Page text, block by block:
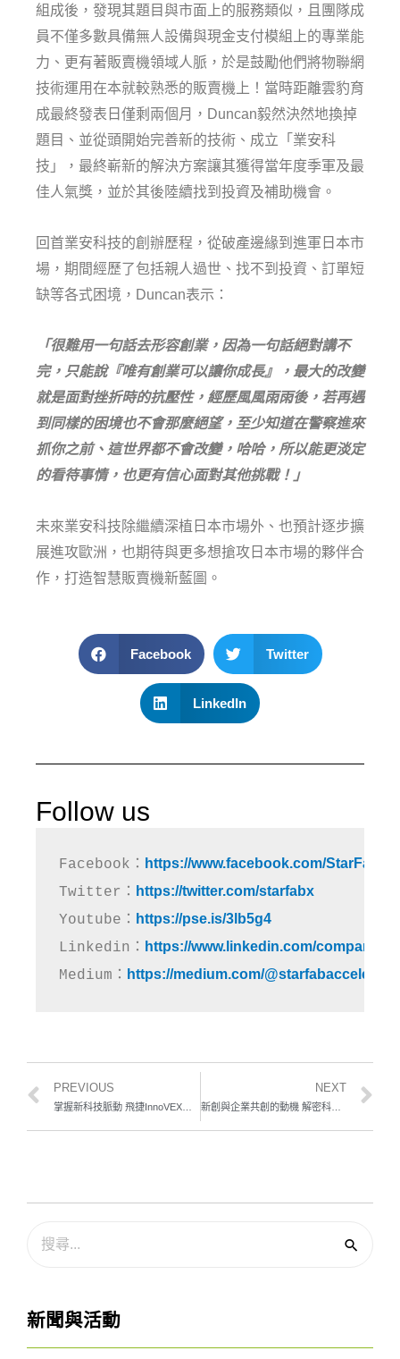
新聞與活動
組成後，發現其題目與市面上的服務類似，且團隊成
員不僅多數具備無人設備與現金支付模組上的專業能
力、更有著販賣機領域人脈，於是鼓勵他們將物聯網
技術運用在本就較熟悉的販賣機上！當時距離雲豹育
成最終發表日僅剩兩個月，Duncan毅然決然地換掉
題目、並從頭開始完善新的技術、成立「業安科
技」，最終嶄新的解決方案讓其獲得當年度季軍及最
佳人氣獎，並於其後陸續找到投資及補助機會。
回首業安科技的創辦歷程，從破產邊緣到進軍日本市
場，期間經歷了包括親人過世、找不到投資、訂單短
缺等各式困境，Duncan表示：
「很難用一句話去形容創業，因為一句話絕對講不
完，只能說『唯有創業可以讓你成長』，最大的改變
就是面對挫折時的抗壓性，經歷風風雨雨後，若再遇
到同樣的困境也不會那麼絕望，至少知道在警察進來
抓你之前、這世界都不會改變，哈哈，所以能更淡定
的看待事情，也更有信心面對其他挑戰！」
未來業安科技除繼續深植日本市場外、也預計逐步擴
展進攻歐洲，也期待與更多想搶攻日本市場的夥伴合
作，打造智慧販賣機新藍圖。
Facebook Twitter
LinkedIn
Follow us
Facebook： https://www.facebook.com/StarFabX
Twitter： https://twitter.com/starfabx
Youtube： https://pse.is/3lb5g4
Linkedin： https://www.linkedin.com/company/
Medium： https://medium.com/
PREVIOUS NEXT
新創與企業共創的動機 解密科技新創成功生態系！